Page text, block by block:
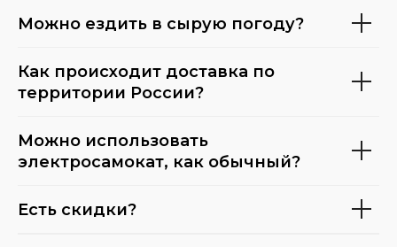
Можно ездить в сырую погоду?
Как происходит доставка по
территории России?
Можно использовать
электросамокат, как обычный?
Есть скидки?